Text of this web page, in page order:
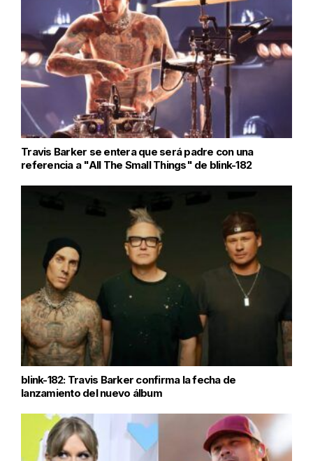
Travis Barker se entera que será padre con una
referencia a "All The Small Things" de blink-182
blink-182: Travis Barker confirma la fecha de
lanzamiento del nuevo álbum